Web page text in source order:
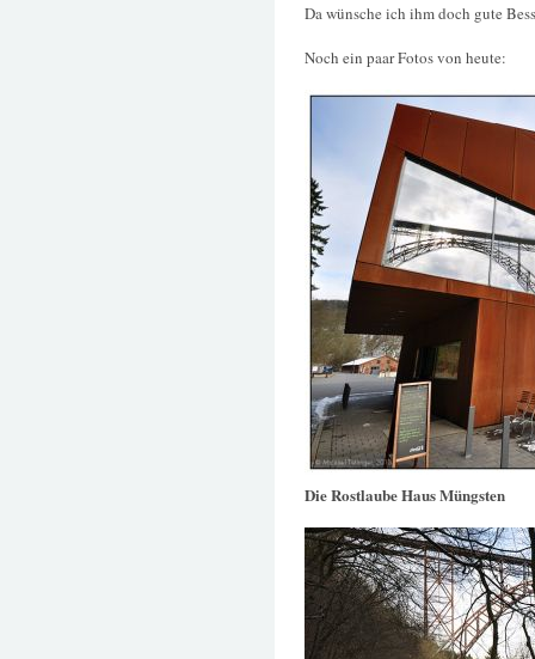
Da wünsche ich ihm doch gute
Noch ein paar Fotos von heute:
Die Rostlaube Haus Müngsten